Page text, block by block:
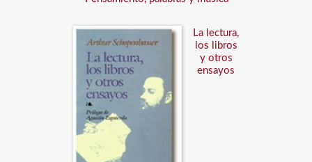
La lectura,
los libros
y otros
ensayos